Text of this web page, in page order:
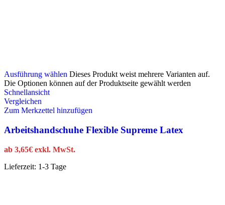
Ausführung wählen Dieses Produkt weist mehrere Varianten auf.
Die Optionen können auf der Produktseite gewählt werden
Schnellansicht
Vergleichen
Zum Merkzettel hinzufügen
Arbeitshandschuhe Flexible Supreme Latex
ab 3,65€ exkl. MwSt.
Lieferzeit: 1-3 Tage